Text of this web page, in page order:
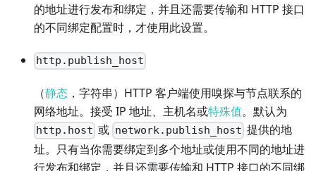
的地址进行发布和绑定，并且还需要传输和 HTTP 接口
的不同绑定配置时，才使用此设置。
http.publish_host
（静态 ，字符串）HTTP 客户端使用嗅探与节点联系的
网络地址。接受 IP 地址、主机名或特殊值。默认为
http.host 或 network.publish_host 提供的地
址。只有当你需要绑定到多个地址或使用不同的地址进
行发布和绑定，并且还需要传输和 HTTP 接口的不同绑